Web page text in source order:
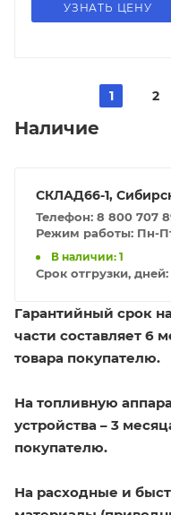
УЗНАТЬ ЦЕНУ
1 2
Наличие
СКЛАД66-1,
Телефон: 8 800 707
Режим работы: Пн-
В наличии: 1
Срок отгрузки, дней:
Гарантийный срок
части составляет 6
товара покупателю.
На топливную
устройства – 3
покупателю.
На расходные и